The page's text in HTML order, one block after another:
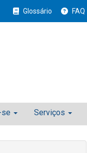
Glossário FAQ
Serviços